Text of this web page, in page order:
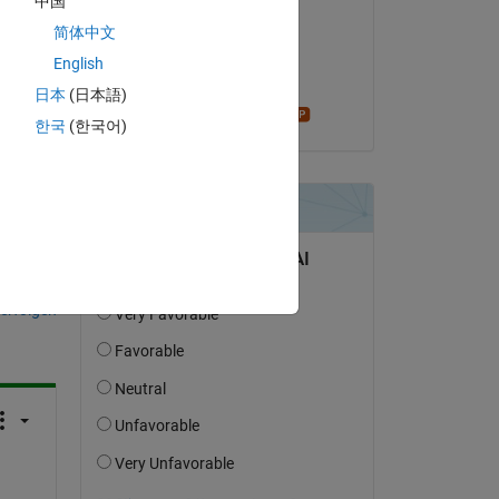
I
am 21 Mär. 2024
Akzeptiert:
简体中文
English
日本 (日本語)
한국 (한국어)